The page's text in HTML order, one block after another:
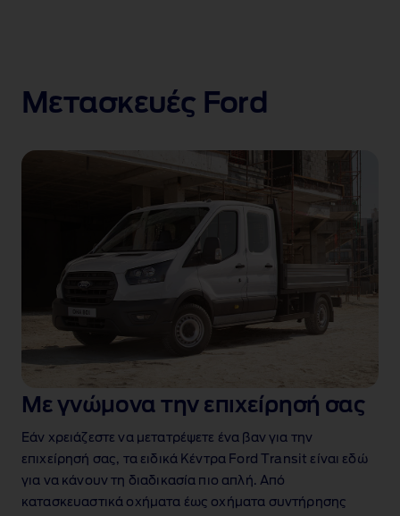
Μετασκευές Ford
Με γνώμονα την επιχείρησή σας
Εάν χρειάζεστε να μετατρέψετε ένα βαν για την
επιχείρησή σας, τα ειδικά Κέντρα Ford Transit είναι εδώ
για να κάνουν τη διαδικασία πιο απλή. Από
κατασκευαστικά οχήματα έως οχήματα συντήρησης